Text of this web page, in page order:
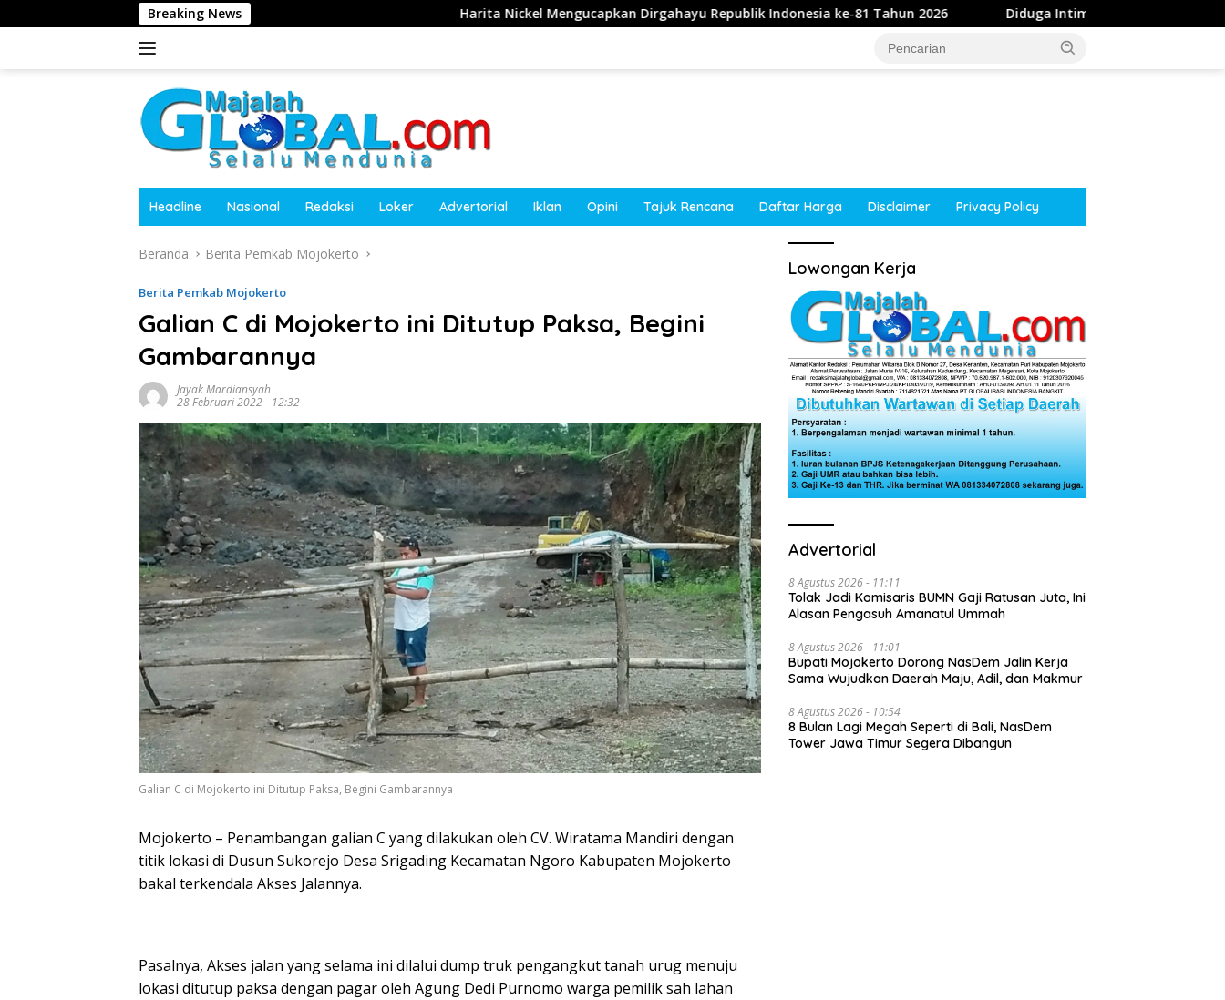
ke
Breaking News Harita Nickel Mengucapkan Dirgahayu Republik Indonesia ke-81 Tahun 2026 Diduga Intimidasi Wartawan di Obi, Oknum
Headline Nasional Redaksi Loker Advertorial Iklan Opini Tajuk Rencana Daftar Harga Disclaimer Privacy Policy
Beranda Berita Pemkab Mojokerto
Berita Pemkab Mojokerto
Galian C di Mojokerto ini Ditutup Paksa, Begini
Gambarannya
Jayak Mardiansyah
28 Februari 2022 - 12:32
Galian C di Mojokerto ini Ditutup Paksa, Begini Gambarannya
Mojokerto – Penambangan galian C yang dilakukan oleh CV. Wiratama Mandiri dengan
titik lokasi di Dusun Sukorejo Desa Srigading Kecamatan Ngoro Kabupaten Mojokerto
bakal terkendala Akses Jalannya.
Pasalnya, Akses jalan yang selama ini dilalui dump truk pengangkut tanah urug menuju
lokasi ditutup paksa dengan pagar oleh Agung Dedi Purnomo warga pemilik sah lahan
Lowongan Kerja
Advertorial
8 Agustus 2026 - 11:11
Tolak Jadi Komisaris BUMN Gaji Ratusan Juta, Ini
Alasan Pengasuh Amanatul Ummah
8 Agustus 2026 - 11:01
Bupati Mojokerto Dorong NasDem Jalin Kerja
Sama Wujudkan Daerah Maju, Adil, dan Makmur
8 Agustus 2026 - 10:54
8 Bulan Lagi Megah Seperti di Bali, NasDem
Tower Jawa Timur Segera Dibangun